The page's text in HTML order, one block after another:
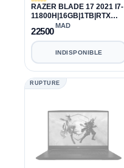
RAZER BLADE 17 2021 I7-
11800H|16GB|1TB|RTX
3070 17,3" 360Hz
22500
MAD
INDISPONIBLE
RUPTURE